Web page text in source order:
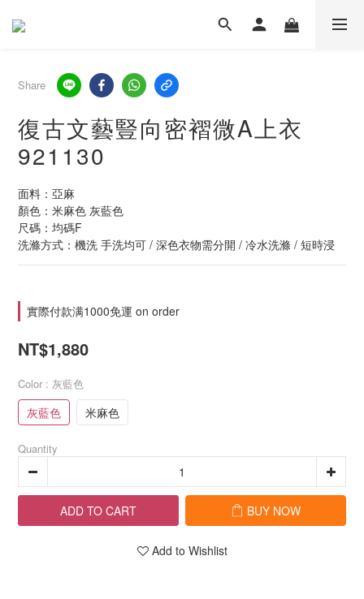
Share
復古文藝豎向密褶微A上衣
921130
面料：亞麻
顏色：米麻色 灰藍色
尺碼：均碼F
洗滌方式：機洗 手洗均可 / 深色衣物需分開 / 冷水洗滌 / 短時浸
實際付款满1000免運 on order
NT$1,880
Color : 灰藍色
灰藍色 米麻色
Quantity
ADD TO CART BUY NOW
Add to Wishlist